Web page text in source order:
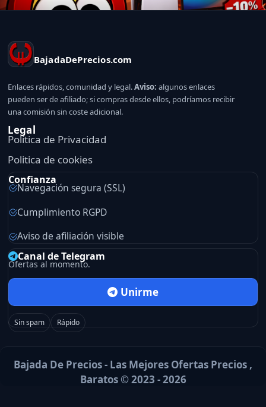
BajadaDePrecios.com
Enlaces rápidos, comunidad y legal.Aviso: algunos enlaces
pueden ser de afiliado; si compras desde ellos, podríamos recibir
una comisión sin coste adicional.
Legal
Politica de Privacidad
Politica de cookies
Confianza
Navegación segura (SSL)
Cumplimiento RGPD
Aviso de afiliación visible
Canal de Telegram
Ofertas al momento.
Unirme
Sin spam Rápido
Bajada De Precios - Las Mejores Ofertas Precios ,
Baratos © 2023 - 2026